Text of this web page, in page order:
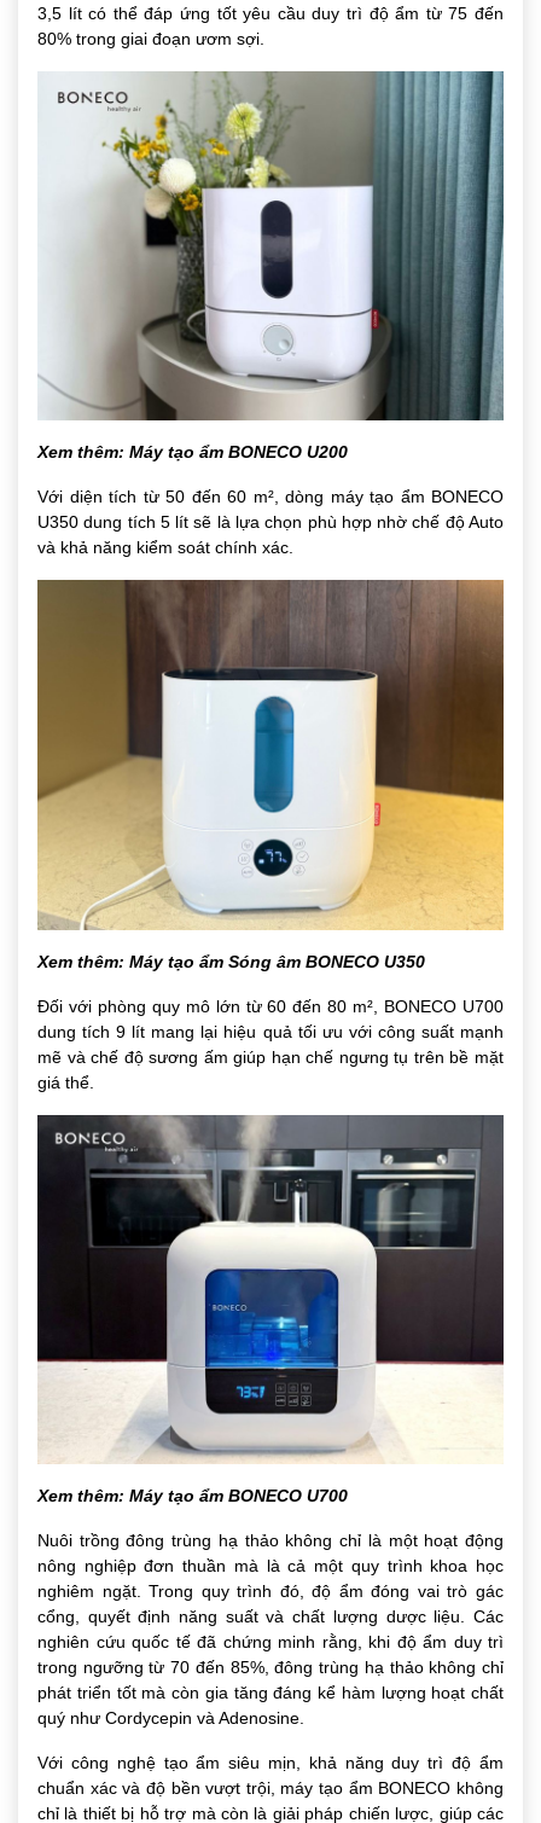
3,5 lít có thể đáp ứng tốt yêu cầu duy trì độ ẩm từ 75 đến
80% trong giai đoạn ươm sợi.
Xem thêm: Máy tạo ẩm BONECO U200
Với diện tích từ 50 đến 60 m², dòng máy tạo ẩm BONECO
U350 dung tích 5 lít sẽ là lựa chọn phù hợp nhờ chế độ Auto
và khả năng kiểm soát chính xác.
Xem thêm: Máy tạo ẩm Sóng âm BONECO U350
Đối với phòng quy mô lớn từ 60 đến 80 m², BONECO U700
dung tích 9 lít mang lại hiệu quả tối ưu với công suất mạnh
mẽ và chế độ sương ấm giúp hạn chế ngưng tụ trên bề mặt
giá thể.
Xem thêm: Máy tạo ẩm BONECO U700
Nuôi trồng đông trùng hạ thảo không chỉ là một hoạt động
nông nghiệp đơn thuần mà là cả một quy trình khoa học
nghiêm ngặt. Trong quy trình đó, độ ẩm đóng vai trò gác
cổng, quyết định năng suất và chất lượng dược liệu. Các
nghiên cứu quốc tế đã chứng minh rằng, khi độ ẩm duy trì
trong ngưỡng từ 70 đến 85%, đông trùng hạ thảo không chỉ
phát triển tốt mà còn gia tăng đáng kể hàm lượng hoạt chất
quý như Cordycepin và Adenosine.
Với công nghệ tạo ẩm siêu mịn, khả năng duy trì độ ẩm
chuẩn xác và độ bền vượt trội, máy tạo ẩm BONECO không
chỉ là thiết bị hỗ trợ mà còn là giải pháp chiến lược, giúp các